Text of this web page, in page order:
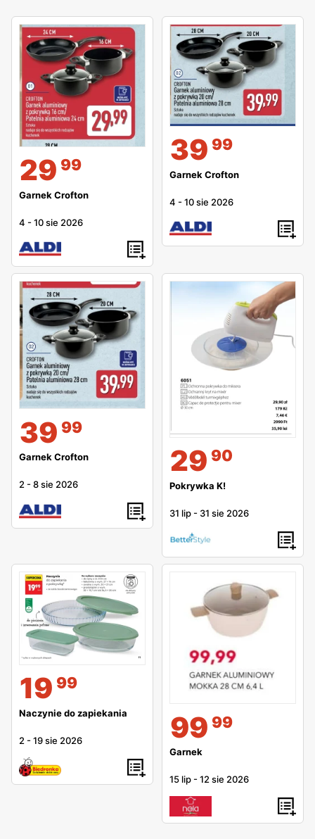
29 99
Garnek Crofton
4 -10 sie 2026
39 99
Garnek Crofton
4 -10 sie 2026
39 99
Garnek Crofton
2 -8 sie 2026
29 90
Pokrywka K!
31 lip - 31 sie 2026
19 99
Naczynie do zapiekania
2 -19 sie 2026 99 99
Garnek
15 lip -12 sie 2026